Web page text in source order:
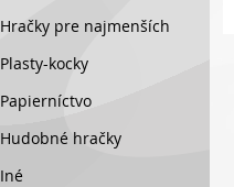
Hračky pre najmenších
Plasty-kocky
Papierníctvo
Hudobné hračky
Iné